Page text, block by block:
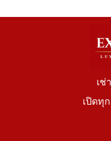
เช่
เปิดทุ